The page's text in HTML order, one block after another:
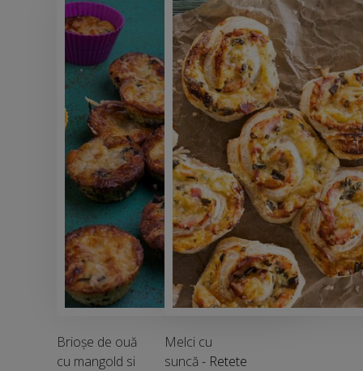
Brioșe de ouă
cu mangold si
Melci cu
suncă - Retete